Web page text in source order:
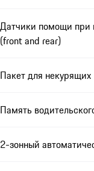
Датчики помощи при
(front and rear)
Пакет для некурящих
Память
2-зонный